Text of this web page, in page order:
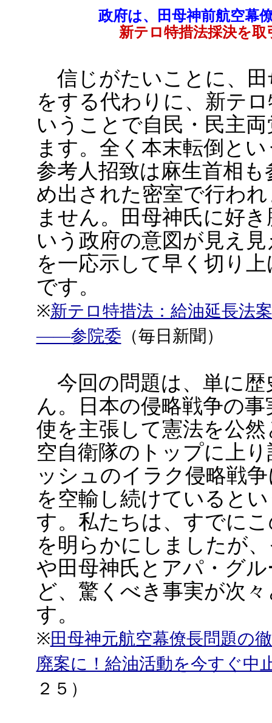
政府は、田母神前航空幕
新テロ特措法採決を
信じがたいことに、田
をする代わりに、新テ
いうことで自民・民主
ます。全く本末転倒と
参考人招致は麻生首相
め出された密室で行わ
ません。田母神氏に好
いう政府の意図が見え
を一応示して早く切り
です。
※新テロ特措法：給油延長法
――参院委 （毎日新聞）
今回の問題は、単に歴
ん。日本の侵略戦争の
使を主張して憲法を公
空自衛隊のトップに上
ッシュのイラク侵略戦
を空輸し続けていると
す。私たちは、すでに
を明らかにしましたが
や田母神氏とアパ・グ
ど、驚くべき事実が次
す。
※田母神元航空幕僚長問題の
廃案に！給油活動を今すぐ中
２５）